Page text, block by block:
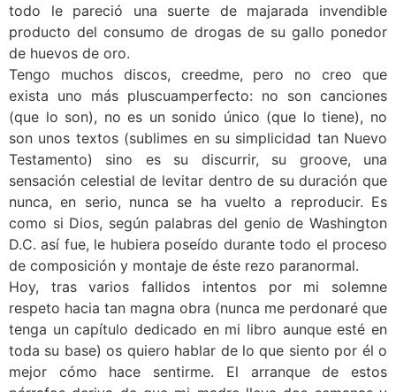
todo le pareció una suerte de majarada invendible
producto del consumo de drogas de su gallo ponedor
de huevos de oro.
Tengo muchos discos, creedme, pero no creo que
exista uno más pluscuamperfecto: no son canciones
(que lo son), no es un sonido único (que lo tiene), no
son unos textos (sublimes en su simplicidad tan Nuevo
Testamento) sino es su discurrir, su groove, una
sensación celestial de levitar dentro de su duración que
nunca, en serio, nunca se ha vuelto a reproducir. Es
como si Dios, según palabras del genio de Washington
D.C. así fue, le hubiera poseído durante todo el proceso
de composición y montaje de éste rezo paranormal.
Hoy, tras varios fallidos intentos por mi solemne
respeto hacia tan magna obra (nunca me perdonaré que
tenga un capítulo dedicado en mi libro aunque esté en
toda su base) os quiero hablar de lo que siento por él o
mejor cómo hace sentirme. El arranque de estos